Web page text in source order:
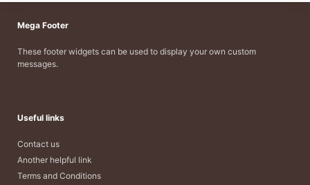
Mega Footer
These footer widgets can be used to display your own custom
messages.
Useful links
Contact us
Another helpful link
Terms and Conditions